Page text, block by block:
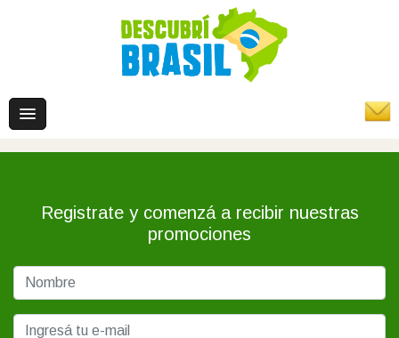
Registrate y comenzá a recibir nuestras
promociones